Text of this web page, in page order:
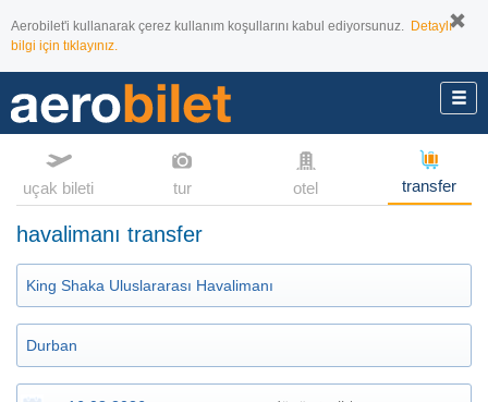
Aerobilet'i kullanarak çerez kullanım koşullarını kabul ediyorsunuz. Detaylı
bilgi için tıklayınız.
uçak bileti tur otel transfer
havalimanı transfer